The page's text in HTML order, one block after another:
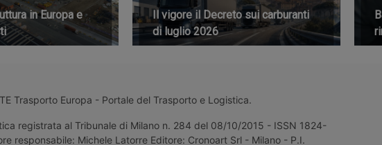
in Europa e
Il vigore il Decreto sui carburanti
di luglio 2026
TE Trasporto Europa - Portale del Trasporto e Logistica.
registrata al Tribunale di Milano n. 284 del 08/10/2015 - ISSN 1824-
responsabile: Michele Latorre Editore: Cronoart Srl - Milano - P.I.